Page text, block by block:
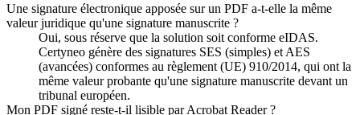
Une signature électronique apposée sur un PDF a-t-elle la même
valeur juridique qu'une signature manuscrite ?
Oui, sous réserve que la solution soit conforme eIDAS.
Certyneo génère des signatures SES (simples) et AES
(avancées) conformes au règlement (UE) 910/2014, qui ont la
même valeur probante qu'une signature manuscrite devant un
tribunal européen.
Mon PDF signé reste-t-il lisible par Acrobat Reader ?